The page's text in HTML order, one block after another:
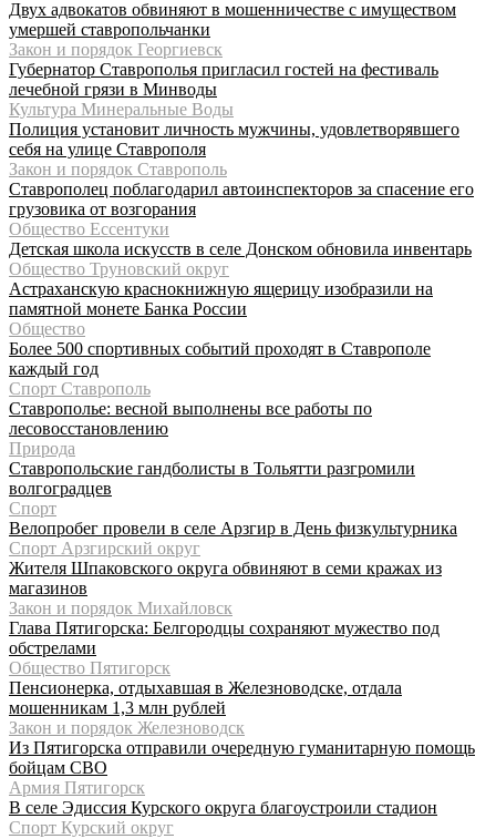
Двух адвокатов обвиняют в мошенничестве с имуществом
умершей ставропольчанки
Закон и порядок Георгиевск
Губернатор Ставрополья пригласил гостей на фестиваль
лечебной грязи в Минводы
Культура Минеральные Воды
Полиция установит личность мужчины, удовлетворявшего
себя на улице Ставрополя
Закон и порядок Ставрополь
Ставрополец поблагодарил автоинспекторов за спасение его
грузовика от возгорания
Общество Ессентуки
Детская школа искусств в селе Донском обновила инвентарь
Общество Труновский округ
Астраханскую краснокнижную ящерицу изобразили на
памятной монете Банка России
Общество
Более 500 спортивных событий проходят в Ставрополе
каждый год
Спорт Ставрополь
Ставрополье: весной выполнены все работы по
лесовосстановлению
Природа
Ставропольские гандболисты в Тольятти разгромили
волгоградцев
Спорт
Велопробег провели в селе Арзгир в День физкультурника
Спорт Арзгирский округ
Жителя Шпаковского округа обвиняют в семи кражах из
магазинов
Закон и порядок Михайловск
Глава Пятигорска: Белгородцы сохраняют мужество под
обстрелами
Общество Пятигорск
Пенсионерка, отдыхавшая в Железноводске, отдала
мошенникам 1,3 млн рублей
Закон и порядок Железноводск
Из Пятигорска отправили очередную гуманитарную помощь
бойцам СВО
Армия Пятигорск
В селе Эдиссия Курского округа благоустроили стадион
Спорт Курский округ